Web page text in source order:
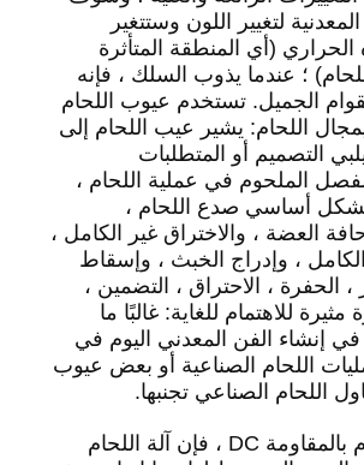
لتغيير اللون وستتغير
الحراري (أي المنطقة المتأثرة
؛ عندما يذوب السلك ، فإنه
الجميل. تستخدم عيوب اللحام
اللحام: يشير عيب اللحام إلى
التصميم أو المتطلبات
الملحوم في عملية اللحام ،
أساسي صدع اللحام ،
العضة ، والاختراق غير الكامل ،
الكامل ، وإدراج الخبث ، وإسقاط
، الحفرة ، الاحتراق ، التضمين ،
للاهتمام للغاية: غالبًا ما
إنشاء الفن المعدني اليوم في
اللحام الصناعية أو بعض عيوب
اللحام الصناعي تجنبها.
كنوع من اللحام بالمقاومة DC ، فإن آلة اللحام